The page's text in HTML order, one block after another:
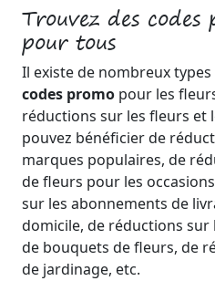
Trouvez des
pour tous
Il existe de nombreux
codes promo pour les
réductions sur les fleurs et
pouvez bénéficier de
marques populaires, de
de fleurs pour les
sur les abonnements de
domicile, de réductions sur
de bouquets de fleurs, de
de jardinage, etc.